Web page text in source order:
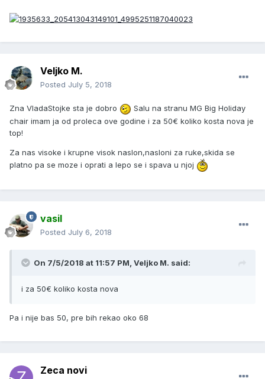
Veljko M.
Posted July 5, 2018
Zna VladaStojke sta je dobro
Salu na stranu MG Big Holiday
chair imam ja od proleca ove godine i za 50€ koliko kosta nova je
top!
Za nas visoke i krupne visok naslon,nasloni za ruke,skida se
platno pa se moze i oprati a lepo se i spava u njoj
vasil
Posted July 6, 2018
On 7/5/2018 at 11:57 PM, Veljko M. said:
i za 50€ koliko kosta nova
Pa i nije bas 50, pre bih rekao oko 68
Zeca novi